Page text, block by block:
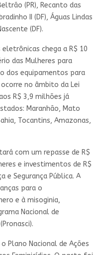
(PR), Recanto das
II (DF), Águas Lindas
(DF).
chega a R$ 10
das Mulheres para
dos equipamentos para
no âmbito da Lei
R$ 3,9 milhões já
Maranhão, Mato
Tocantins, Amazonas,
com um repasse de R$
e investimentos de R$
e Segurança Pública. A
para o
e à misoginia,
Nacional de
Plano Nacional de Ações